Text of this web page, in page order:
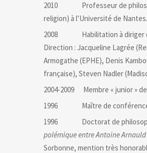
2010 Professeur de
religion) à l’Université de Nantes.
2008 Habilitation à diriger
Direction : Jacqueline Lagrée
Armogathe (EPHE), Denis
française), Steven Nadler
2004-2009 Membre « junior »
1996 Maître de conférences
1996 Doctorat de
polémique entre Antoine
Sorbonne, mention très